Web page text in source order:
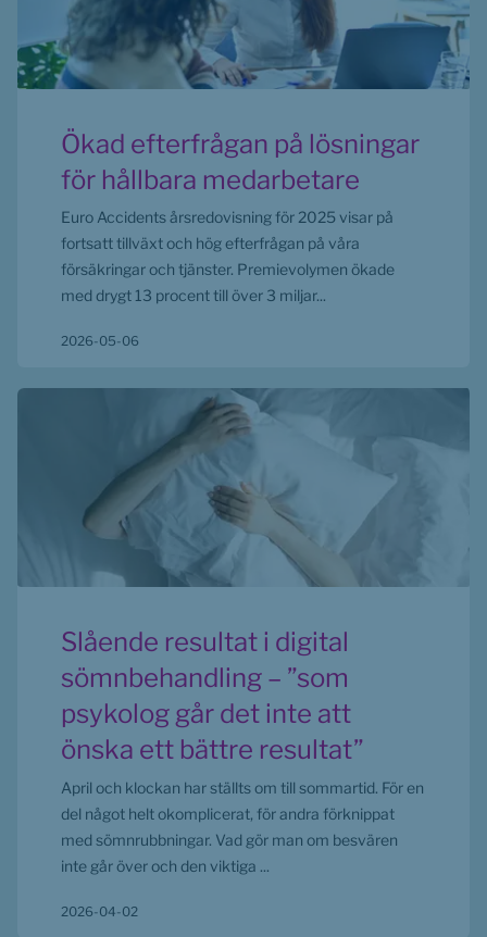
Ökad efterfrågan på lösningar
för hållbara medarbetare
Euro Accidents årsredovisning för 2025 visar på
fortsatt tillväxt och hög efterfrågan på våra
försäkringar och tjänster. Premievolymen ökade
med drygt 13 procent till över 3 miljar...
2026-05-06
Slående resultat i digital
sömnbehandling – ”som
psykolog går det inte att
önska ett bättre resultat”
April och klockan har ställts om till sommartid. För en
del något helt okomplicerat, för andra förknippat
med sömnrubbningar. Vad gör man om besvären
inte går över och den viktiga ...
2026-04-02